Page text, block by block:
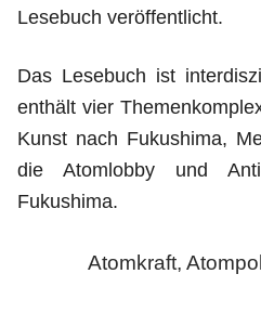
Lesebuch veröffentlicht.
Das Lesebuch ist
enthält vier
Kunst nach Fukushima,
die Atomlobby und
Fukushima.
Atomkraft,